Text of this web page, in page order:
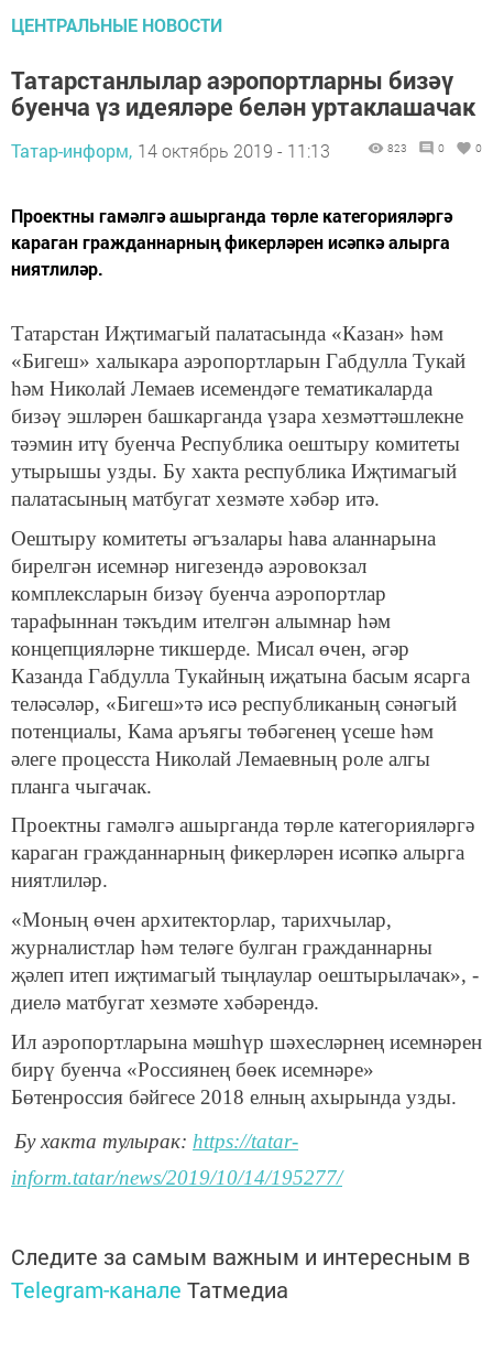
ЦЕНТРАЛЬНЫЕ НОВОСТИ
Татарстанлылар аэропортларны бизәү
буенча үз идеяләре белән уртаклашачак
Татар-информ, 14 октябрь 2019 - 11:13 823 0 0
Проектны гамәлгә ашырганда төрле категорияләргә
караган гражданнарның фикерләрен исәпкә алырга
ниятлиләр.
Татарстан Иҗтимагый палатасында «Казан» һәм
«Бигеш» халыкара аэропортларын Габдулла Тукай
һәм Николай Лемаев исемендәге тематикаларда
бизәү эшләрен башкарганда үзара хезмәттәшлекне
тәэмин итү буенча Республика оештыру комитеты
утырышы узды. Бу хакта республика Иҗтимагый
палатасының матбугат хезмәте хәбәр итә.
Оештыру комитеты әгъзалары һава аланнарына
бирелгән исемнәр нигезендә аэровокзал
комплексларын бизәү буенча аэропортлар
тарафыннан тәкъдим ителгән алымнар һәм
концепцияләрне тикшерде. Мисал өчен, әгәр
Казанда Габдулла Тукайның иҗатына басым ясарга
теләсәләр, «Бигеш»тә исә республиканың сәнәгый
потенциалы, Кама аръягы төбәгенең үсеше һәм
әлеге процесста Николай Лемаевның роле алгы
планга чыгачак.
Проектны гамәлгә ашырганда төрле категорияләргә
караган гражданнарның фикерләрен исәпкә алырга
ниятлиләр.
«Моның өчен архитекторлар, тарихчылар,
журналистлар һәм теләге булган гражданнарны
җәлеп итеп иҗтимагый тыңлаулар оештырылачак», -
диелә матбугат хезмәте хәбәрендә.
Ил аэропортларына мәшһүр шәхесләрнең исемнәрен
бирү буенча «Россиянең бөек исемнәре»
Бөтенроссия бәйгесе 2018 елның ахырында узды.
Бу хакта тулырак: https://tatar-
inform.tatar/news/2019/10/14/195277/
Следите за самым важным и интересным в
Telegram-канале Татмедиа